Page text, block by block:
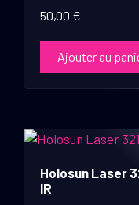
produit
50,00 €
Ajouter au
Holosun Laser
IR